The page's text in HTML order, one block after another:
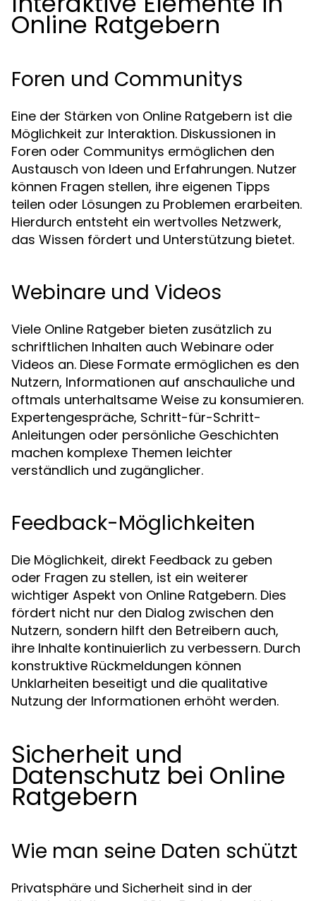
Online Ratgebern
Foren und Communitys
Eine der Stärken von Online Ratgebern ist die
Möglichkeit zur Interaktion. Diskussionen in
Foren oder Communitys ermöglichen den
Austausch von Ideen und Erfahrungen. Nutzer
können Fragen stellen, ihre eigenen Tipps
teilen oder Lösungen zu Problemen erarbeiten.
Hierdurch entsteht ein wertvolles Netzwerk,
das Wissen fördert und Unterstützung bietet.
Webinare und Videos
Viele Online Ratgeber bieten zusätzlich zu
schriftlichen Inhalten auch Webinare oder
Videos an. Diese Formate ermöglichen es den
Nutzern, Informationen auf anschauliche und
oftmals unterhaltsame Weise zu konsumieren.
Expertengespräche, Schritt-für-Schritt-
Anleitungen oder persönliche Geschichten
machen komplexe Themen leichter
verständlich und zugänglicher.
Feedback-Möglichkeiten
Die Möglichkeit, direkt Feedback zu geben
oder Fragen zu stellen, ist ein weiterer
wichtiger Aspekt von Online Ratgebern. Dies
fördert nicht nur den Dialog zwischen den
Nutzern, sondern hilft den Betreibern auch,
ihre Inhalte kontinuierlich zu verbessern. Durch
konstruktive Rückmeldungen können
Unklarheiten beseitigt und die qualitative
Nutzung der Informationen erhöht werden.
Sicherheit und
Datenschutz bei Online
Ratgebern
Wie man seine Daten schützt
Privatsphäre und Sicherheit sind in der